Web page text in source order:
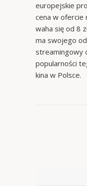
europejskie
cena w ofercie
waha się od 8
ma swojego
streamingowy
popularności
kina w Polsce.